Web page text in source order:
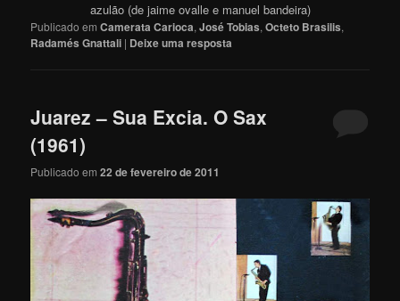
azulão (de jaime ovalle e manuel bandeira)
Publicado em Camerata Carioca,José Tobias,Octeto Brasilis,
Radamés Gnattali | Deixe uma resposta
Juarez – Sua Excia. O Sax
(1961)
Publicado em22 de fevereiro de 2011